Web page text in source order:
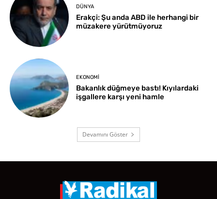
DÜNYA
Erakçi: Şu anda ABD ile herhangi bir
müzakere yürütmüyoruz
EKONOMI
Bakanlık düğmeye bastı! Kıyılardaki
işgallere karşı yeni hamle
Devamını Göster